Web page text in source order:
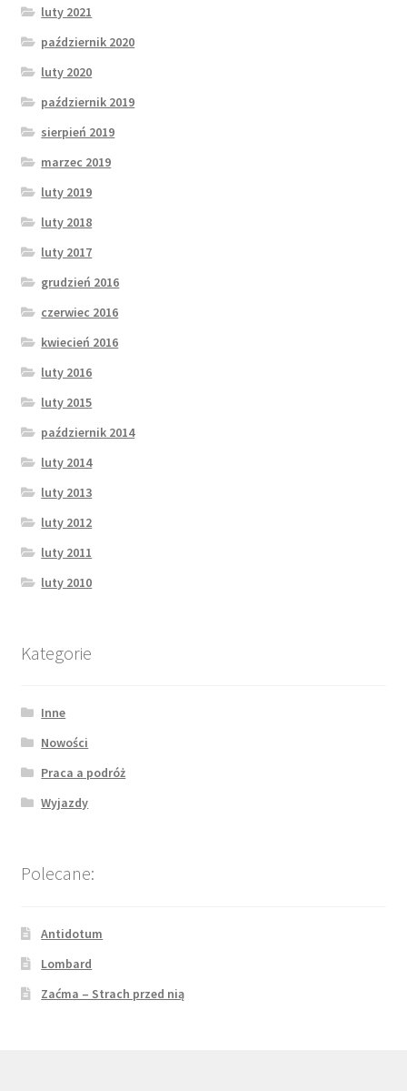
luty 2021
październik 2020
luty 2020
październik 2019
sierpień 2019
marzec 2019
luty 2019
luty 2018
luty 2017
grudzień 2016
czerwiec 2016
kwiecień 2016
luty 2016
luty 2015
październik 2014
luty 2014
luty 2013
luty 2012
luty 2011
luty 2010
Kategorie
Inne
Nowości
Praca a podróż
Wyjazdy
Polecane:
Antidotum
Lombard
Zaćma – Strach przed nią